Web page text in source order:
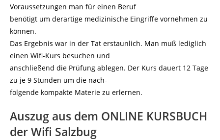
Voraussetzungen man für einen Beruf
benötigt um derartige medizinische Eingriffe vornehmen zu
können.
Das Ergebnis war in der Tat erstaunlich. Man muß lediglich
einen Wifi-Kurs besuchen und
anschließend die Prüfung ablegen. Der Kurs dauert 12 Tage
zu je 9 Stunden um die nach-
folgende kompakte Materie zu erlernen.
Auszug aus dem ONLINE KURSBUCH
der Wifi Salzbug